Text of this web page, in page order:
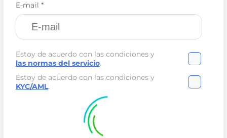
E-mail *
Estoy de acuerdo con las condiciones y
las normas del servicio.
Estoy de acuerdo con las condiciones y
KYC/AML.